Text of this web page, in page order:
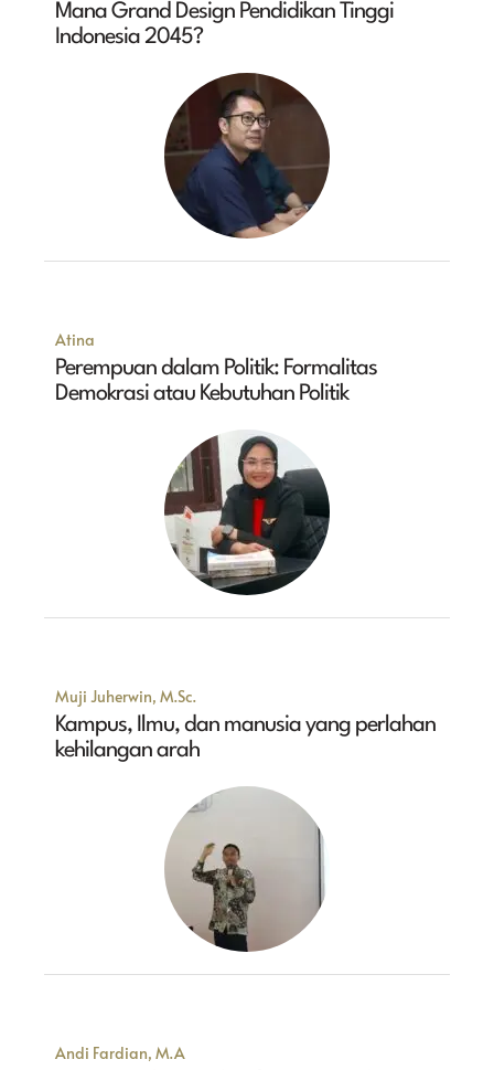
Mana Grand Design Pendidikan Tinggi
Indonesia 2045?
Atina
Perempuan dalam Politik: Formalitas
Demokrasi atau Kebutuhan Politik
Muji Juherwin, M.Sc.
Kampus, Ilmu, dan manusia yang perlahan
kehilangan arah
Andi Fardian, M.A